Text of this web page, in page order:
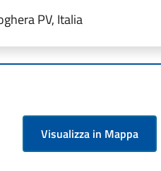
PV, Italia
Visualizza in Mappa